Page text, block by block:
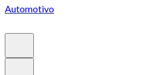
Automotivo